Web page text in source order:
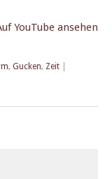
YouTube ansehen
, Gucken, Zeit